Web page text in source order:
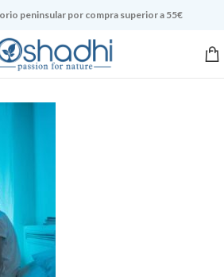
peninsular por compra superior a 55€